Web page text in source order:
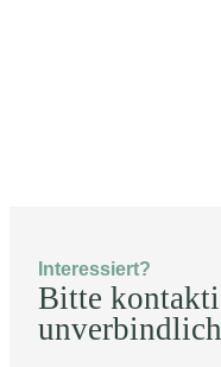
Interessiert?
Bitte
unverbindlich